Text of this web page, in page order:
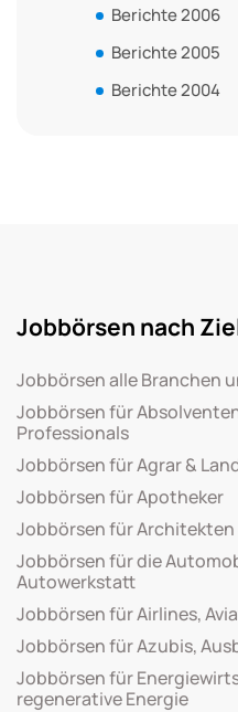
Berichte 2006
Berichte 2005
Berichte 2004
Jobbörsen nach
Jobbörsen alle Branchen
Jobbörsen für
Professionals
Jobbörsen für Agrar &
Jobbörsen für Apotheker
Jobbörsen für
Jobbörsen für die
Autowerkstatt
Jobbörsen für Airlines,
Jobbörsen für Azubis,
Jobbörsen für
regenerative Energie